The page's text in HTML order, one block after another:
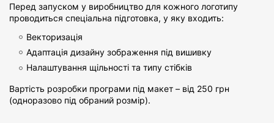
Перед запуском у виробництво для кожного логотипу
проводиться спеціальна підготовка, у яку входить:
Векторизація
Адаптація дизайну зображення під вишивку
Налаштування щільності та типу стібків
Вартість розробки програми під макет – від 250 грн
(одноразово під обраний розмір).